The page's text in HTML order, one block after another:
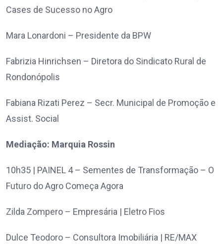
Cases de Sucesso no Agro
Mara Lonardoni – Presidente da BPW
Fabrizia Hinrichsen – Diretora do Sindicato Rural de
Rondonópolis
Fabiana Rizati Perez – Secr. Municipal de Promoção e
Assist. Social
Mediação: Marquia Rossin
10h35 | PAINEL 4 – Sementes de Transformação – O
Futuro do Agro Começa Agora
Zilda Zompero – Empresária | Eletro Fios
Dulce Teodoro – Consultora Imobiliária | RE/MAX